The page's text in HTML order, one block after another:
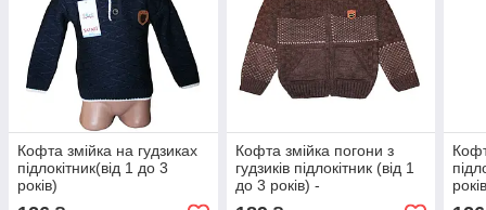
Кофта змійка на гудзиках
підлокітник(від 1 до 3
років)
Кофта змійка погони з
гудзиків підлокітник (від 1
до 3 років) -
арт.1324561827